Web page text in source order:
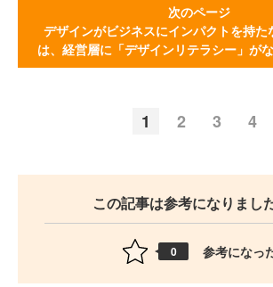
次のページ
デザインがビジネスにインパクトを持た
は、経営層に「デザインリテラシー」が
1 2 3 4
この記事は参考になりまし
0 参考になっ